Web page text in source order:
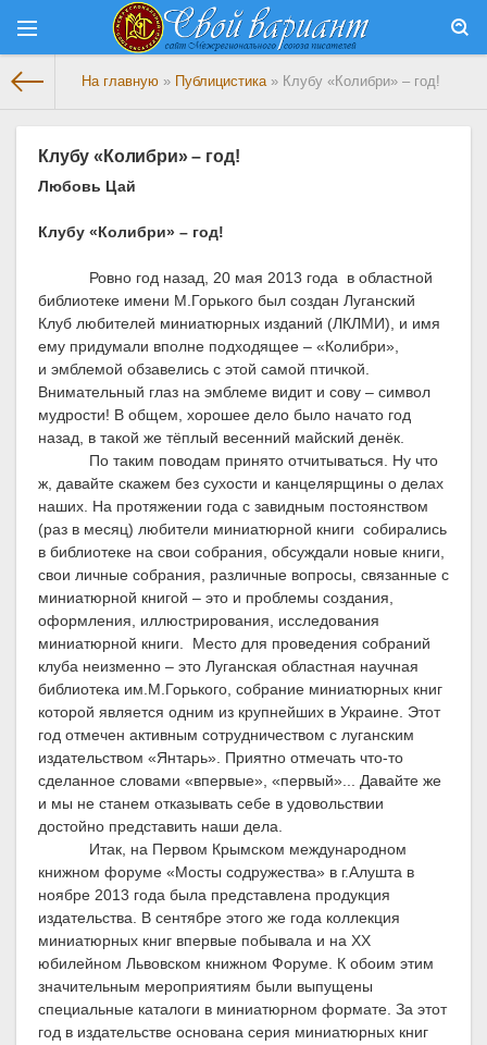
На главную » Публицистика» Клубу «Колибри» – год!
Клубу «Колибри» – год!
Любовь Цай
Клубу «Колибри» – год!
Ровно год назад, 20 мая 2013 года в областной
библиотеке имени М.Горького был создан Луганский
Клуб любителей миниатюрных изданий (ЛКЛМИ), и имя
ему придумали вполне подходящее – «Колибри»,
и эмблемой обзавелись с этой самой птичкой.
Внимательный глаз на эмблеме видит и сову – символ
мудрости! В общем, хорошее дело было начато год
назад, в такой же тёплый весенний майский денёк.
По таким поводам принято отчитываться. Ну что
ж, давайте скажем без сухости и канцелярщины о делах
наших. На протяжении года с завидным постоянством
(раз в месяц) любители миниатюрной книги собирались
в библиотеке на свои собрания, обсуждали новые книги,
свои личные собрания, различные вопросы, связанные с
миниатюрной книгой – это и проблемы создания,
оформления, иллюстрирования, исследования
миниатюрной книги.
Место для проведения собраний
клуба неизменно – это Луганская областная научная
библиотека им.М.Горького, собрание миниатюрных книг
которой является одним из крупнейших в Украине. Этот
год отмечен активным сотрудничеством с луганским
издательством «Янтарь». Приятно отмечать что-то
сделанное словами «впервые», «первый»... Давайте же
и мы не станем отказывать себе в удовольствии
достойно представить наши дела.
Итак, на Первом Крымском международном
книжном форуме «Мосты содружества» в г.Алушта в
ноябре 2013 года была представлена продукция
издательства. В сентябре этого же года коллекция
миниатюрных книг впервые побывала и на ХХ
юбилейном Львовском книжном Форуме. К обоим этим
значительным мероприятиям были выпущены
специальные каталоги в миниатюрном формате. За этот
год в издательстве основана серия миниатюрных книг